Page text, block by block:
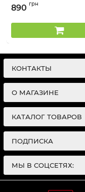
Артикул:
890 грн
КОНТАКТЫ
О МАГАЗИНЕ
КАТАЛОГ ТОВАРОВ
ПОДПИСКА
МЫ В СОЦСЕТЯХ: